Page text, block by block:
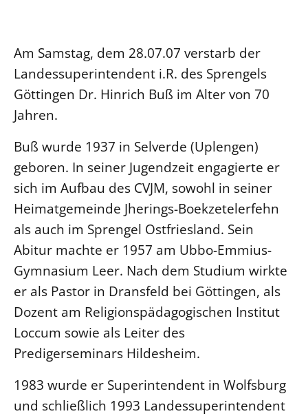
Am Samstag, dem 28.07.07 verstarb der
Landessuperintendent i.R. des Sprengels
Göttingen Dr. Hinrich Buß im Alter von 70
Jahren.
Buß wurde 1937 in Selverde (Uplengen)
geboren. In seiner Jugendzeit engagierte er
sich im Aufbau des CVJM, sowohl in seiner
Heimatgemeinde Jherings-Boekzetelerfehn
als auch im Sprengel Ostfriesland. Sein
Abitur machte er 1957 am Ubbo-Emmius-
Gymnasium Leer. Nach dem Studium wirkte
er als Pastor in Dransfeld bei Göttingen, als
Dozent am Religionspädagogischen Institut
Loccum sowie als Leiter des
Predigerseminars Hildesheim.
1983 wurde er Superintendent in Wolfsburg
und schließlich 1993 Landessuperintendent
Personalausschuss
LANDESKIRCHENAMT
Willkommen
Kollegium
Abteilungen des Landeskirchenamts
Rechnungsprüfungsamt
Fachstelle Sexualisierte Gewalt
Beschwerdestellen
Kirchenämter
Gleichstellung
Datenschutz
Geschäftsstelle Landessynode
LANDESSYNODE
27. Landessynode
Kontakt
Hintergrund
Glaubensbekenntnis
Positionen
Ökumene
KLIMASCHUTZ
Nachhaltigkeit
Erneuerbare Energien
Mobilität
Naturschutz
Gebäude
Datenschutz
Kontakt
Barrierefreiheit
Presse
Freie Stellen
Service für Gemeinden